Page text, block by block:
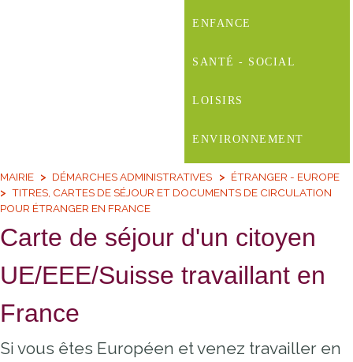
ENFANCE
SANTÉ - SOCIAL
LOISIRS
ENVIRONNEMENT
MAIRIE DÉMARCHES ADMINISTRATIVES
ÉTRANGER - EUROPE
TITRES, CARTES DE SÉJOUR ET DOCUMENTS DE CIRCULATION
POUR ÉTRANGER EN FRANCE
Carte de séjour d'un citoyen
UE/EEE/Suisse travaillant en
France
Si vous êtes Européen et venez travailler en